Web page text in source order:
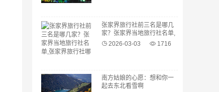
张家界旅行社前三名是哪几
家？张家界当地旅行社名单,
张家界旅行社哪几家口碑
2026-03-03 1716
南方姑娘的心愿：想和你一
起去东北看雪啊